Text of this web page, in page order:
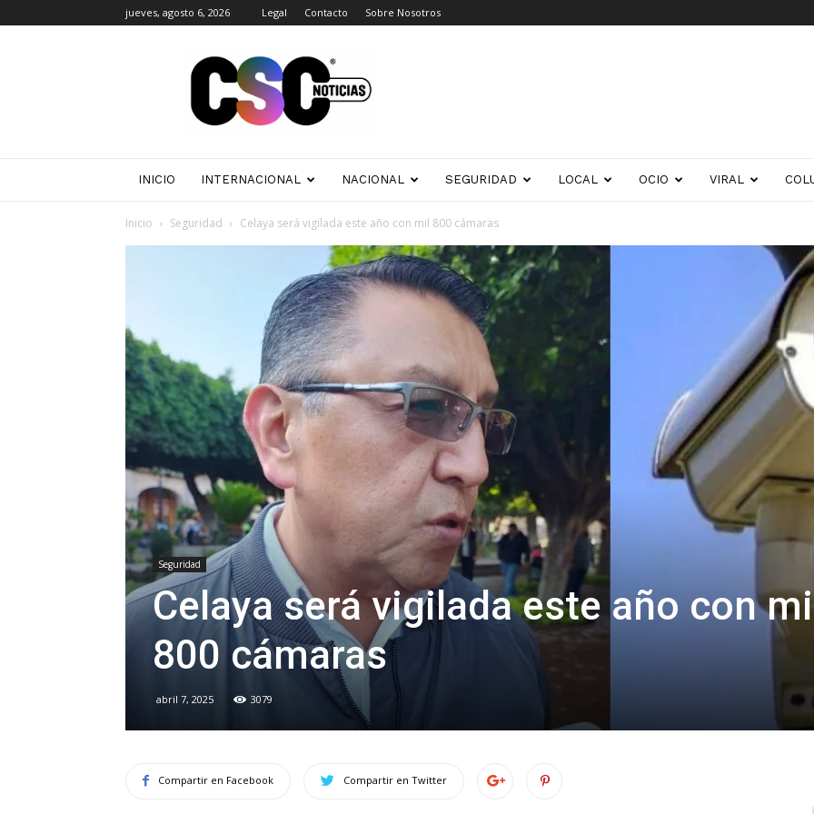
jueves, agosto 6, 2026 Legal Contacto Sobre Nosotros
Noticias
INICIO INTERNACIONAL NACIONAL SEGURIDAD LOCAL OCIO VIRAL
Inicio Seguridad Celaya será vigilada este año con mil 800 cámaras
Seguridad
Celaya será vigilada este año con
800 cámaras
abril 7, 2025 3079
Compartir en Facebook Compartir en Twitter